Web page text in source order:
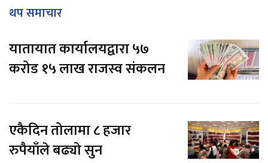
थप समाचार
यातायात कार्यालयद्वारा ५७
करोड १५ लाख राजस्व संकलन
एकैदिन तोलामा ८ हजार
रुपैयाँले बढ्यो सुन